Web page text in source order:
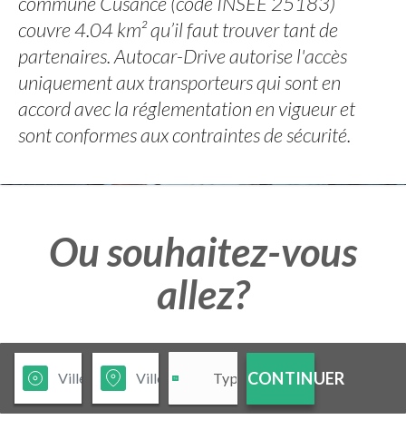
couvre 4.04 km² qu’il faut trouver tant de
partenaires. Autocar-Drive autorise l'accès
uniquement aux transporteurs qui sont en
accord avec la réglementation en vigueur et
sont conformes aux contraintes de sécurité.
Ou souhaitez-vous
allez?
CONTINUER